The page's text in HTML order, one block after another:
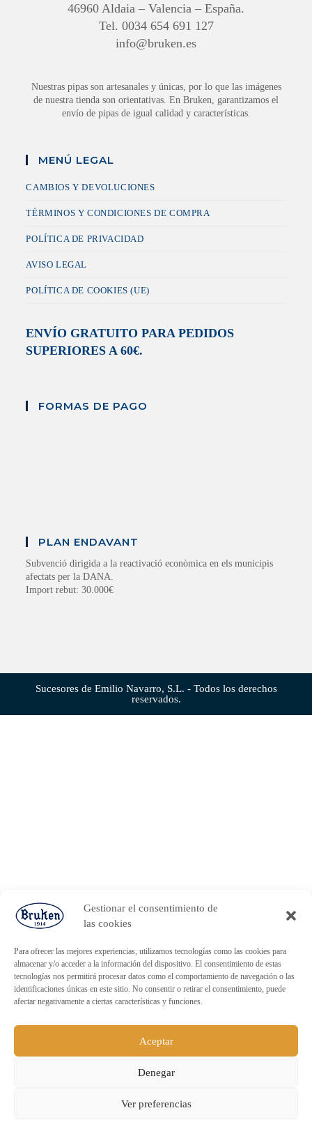
Gestionar el consentimiento de
las cookies
Para ofrecer las mejores experiencias, utilizamos tecnologías como las cookies para
almacenar y/o acceder a la información del dispositivo. El consentimiento de estas
tecnologías nos permitirá procesar datos como el comportamiento de navegación o las
identificaciones únicas en este sitio. No consentir o retirar el consentimiento, puede
afectar negativamente a ciertas características y funciones.
Aceptar
Denegar
Ver preferencias
46960 Aldaia – Valencia – España.
Tel. 0034 654 691 127
info@bruken.es
Nuestras pipas son artesanales y únicas, por lo que las imágenes
de nuestra tienda son orientativas. En Bruken, garantizamos el
envío de pipas de igual calidad y características.
MENÚ LEGAL
CAMBIOS Y DEVOLUCIONES
TÉRMINOS Y CONDICIONES DE COMPRA
POLÍTICA DE PRIVACIDAD
AVISO LEGAL
POLÍTICA DE COOKIES (UE)
ENVÍO GRATUITO PARA PEDIDOS
SUPERIORES A 60€.
FORMAS DE PAGO
PLAN ENDAVANT
Subvenció dirigida a la reactivació econòmica en els municipis
afectats per la DANA.
Import rebut: 30.000€
Sucesores de Emilio Navarro, S.L. - Todos los derechos
reservados.